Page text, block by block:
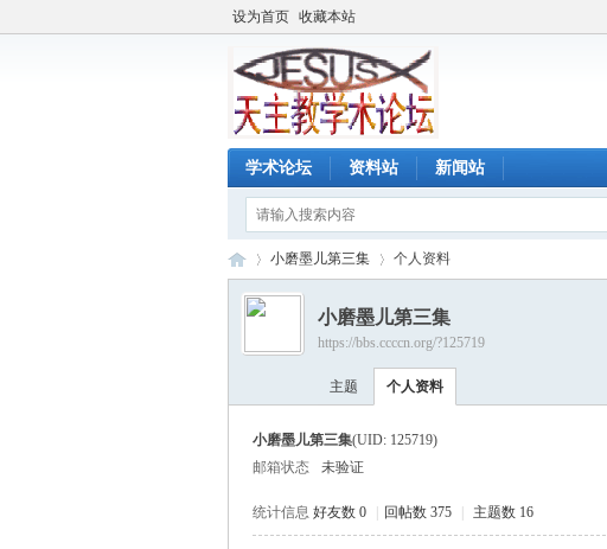
设为首页 收藏本站
学术论坛 资料站 新闻站
›
小磨墨儿第三集 个人资料
小磨墨儿第三集
https://bbs.ccccn.org/?125719
主题 个人资料
小磨墨儿第三集(UID: 125719)
邮箱状态
未验证
统计信息 好友数 0 回帖数 375 主题数 16